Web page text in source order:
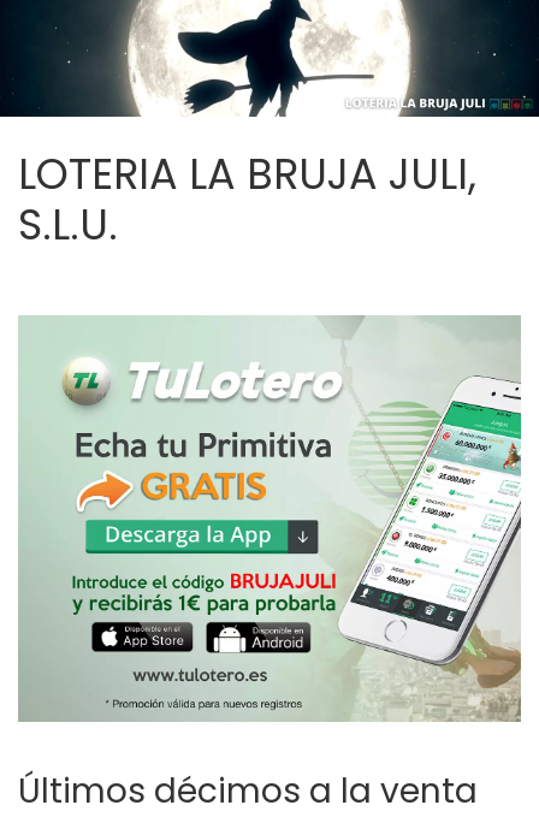
LOTERIA LA BRUJA JULI,
S.L.U.
Últimos décimos a la venta